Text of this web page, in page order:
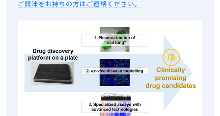
ご興味をお持ちの方はご連絡ください。